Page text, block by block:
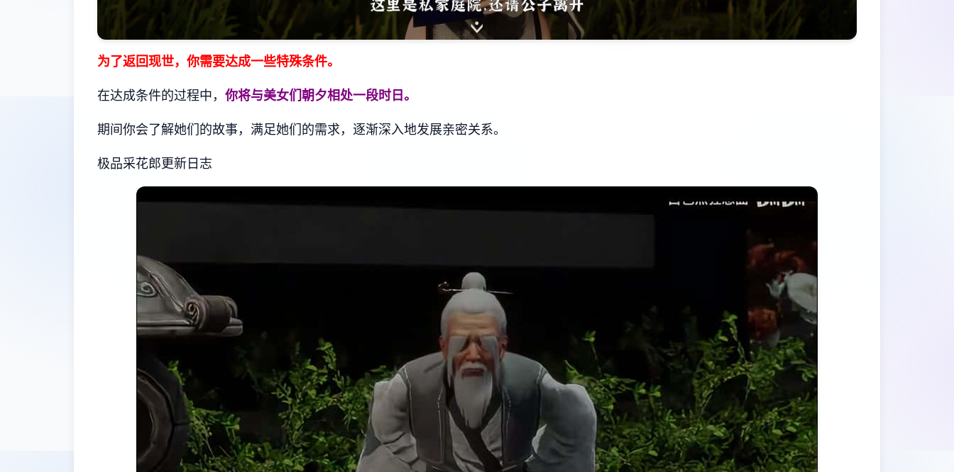
为了返回现世，你需要达成一些特殊条件。
在达成条件的过程中， 你将与美女们朝夕相处一段时日。
期间你会了解她们的故事，满足她们的需求，逐渐深入地发展亲密关系。
极品采花郎更新日志